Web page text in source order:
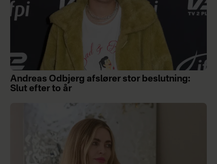
Andreas Odbjerg afslører stor beslutning:
Slut efter to år